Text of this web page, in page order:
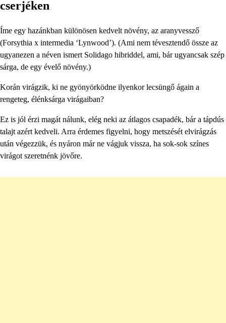
cserjéken
Íme egy hazánkban különösen kedvelt növény, az aranyvessző
(Forsythia x intermedia ‘Lynwood’). (Ami nem tévesztendő össze az
ugyanezen a néven ismert Solidago hibriddel, ami, bár ugyancsak szép
sárga, de egy évelő növény.)
Korán virágzik, ki ne gyönyörködne ilyenkor lecsüngő ágain a
rengeteg, élénksárga virágaiban?
Ez is jól érzi magát nálunk, elég neki az átlagos csapadék, bár a tápdús
talajt azért kedveli. Arra érdemes figyelni, hogy metszését elvirágzás
után végezzük, és nyáron már ne vágjuk vissza, ha sok-sok színes
virágot szeretnénk jövőre.